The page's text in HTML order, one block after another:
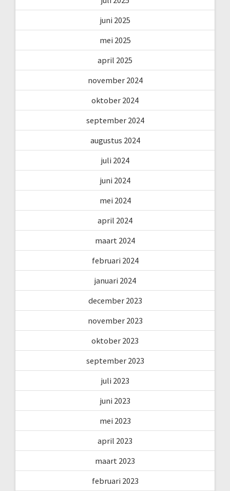
juni 2025
mei 2025
april 2025
november 2024
oktober 2024
september 2024
augustus 2024
juli 2024
juni 2024
mei 2024
april 2024
maart 2024
februari 2024
januari 2024
december 2023
november 2023
oktober 2023
september 2023
juli 2023
juni 2023
mei 2023
april 2023
maart 2023
februari 2023